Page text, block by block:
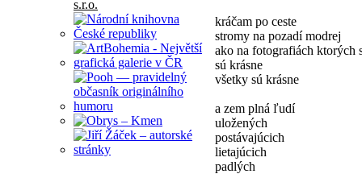
kráčam po ceste
stromy na pozadí modrej
ako na fotografiách ktorých
sú krásne
všetky sú krásne
a zem plná ľudí
uložených
postávajúcich
lietajúcich
padlých